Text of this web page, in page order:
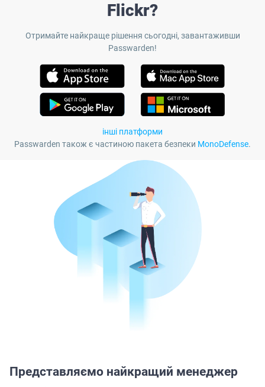
Flickr?
Отримайте найкраще рішення сьогодні, завантаживши
Passwarden!
інші платформи
Passwarden також є частиною пакета безпеки MonoDefense.
Представляємо найкращий менеджер